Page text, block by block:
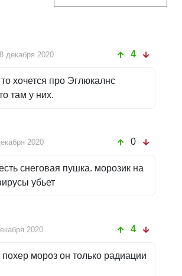
8 декабря 2020 4
хочется про Эглюкалнс
там у них.
2020 0
снеговая пушка. морозик на
убьет
2020 4
похер мороз он только радиации